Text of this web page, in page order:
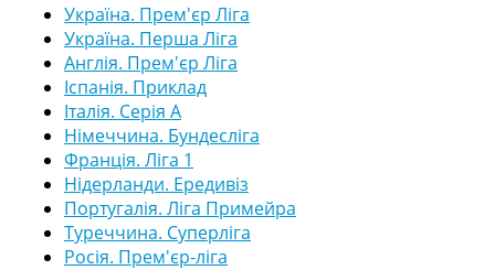
Україна. Прем'єр Ліга
Україна. Перша Ліга
Англія. Прем'єр Ліга
Іспанія. Приклад
Італія. Серія А
Німеччина. Бундесліга
Франція. Ліга 1
Нідерланди. Ередивіз
Португалія. Ліга Примейра
Туреччина. Суперліга
Росія. Прем'єр-ліга